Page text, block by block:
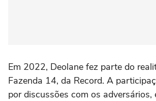
Em 2022, Deolane fez parte do
Fazenda 14, da Record. A
por discussões com os adversários,